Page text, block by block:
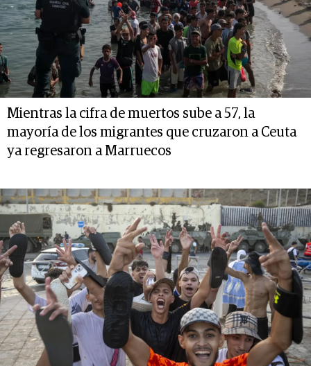
Mientras la cifra de muertos sube a 57, la
mayoría de los migrantes que cruzaron a Ceuta
ya regresaron a Marruecos